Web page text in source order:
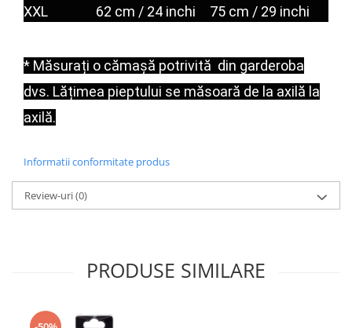
XXL
62 cm / 24 inchi 75 cm / 29 inchi
* Măsurați o cămașă potrivită din garderoba
dvs. Lățimea pieptului se măsoară de la axilă la
axilă.
Informatii conformitate produs
Review-uri(0)
PRODUSE SIMILARE